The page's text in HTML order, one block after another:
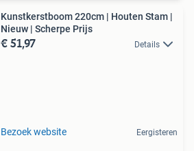
Kunstkerstboom 220cm | Houten Stam |
Nieuw | Scherpe Prijs
€ 51,97 Details
Bezoek website Eergisteren